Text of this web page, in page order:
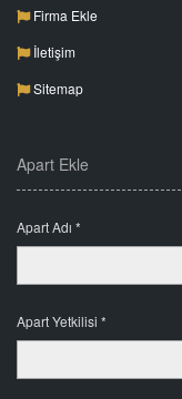
Firma Ekle
İletişim
Sitemap
Apart Ekle
Apart Adı *
Apart Yetkilisi *